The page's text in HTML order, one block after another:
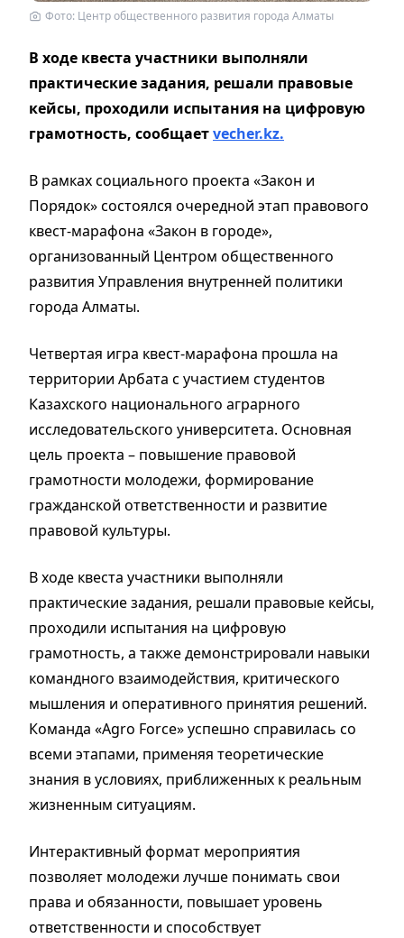
Фото: Центр общественного развития города Алматы
В ходе квеста участники выполняли
практические задания, решали правовые
кейсы, проходили испытания на цифровую
грамотность, сообщаетvecher.kz.
В рамках социального проекта «Закон и
Порядок» состоялся очередной этап правового
квест-марафона «Закон в городе»,
организованный Центром общественного
развития Управления внутренней политики
города Алматы.
Четвертая игра квест-марафона прошла на
территории Арбата с участием студентов
Казахского национального аграрного
исследовательского университета. Основная
цель проекта – повышение правовой
грамотности молодежи, формирование
гражданской ответственности и развитие
правовой культуры.
В ходе квеста участники выполняли
практические задания, решали правовые кейсы,
проходили испытания на цифровую
грамотность, а также демонстрировали навыки
командного взаимодействия, критического
мышления и оперативного принятия решений.
Команда «Agro Force» успешно справилась со
всеми этапами, применяя теоретические
знания в условиях, приближенных к реальным
жизненным ситуациям.
Интерактивный формат мероприятия
позволяет молодежи лучше понимать свои
права и обязанности, повышает уровень
ответственности и способствует